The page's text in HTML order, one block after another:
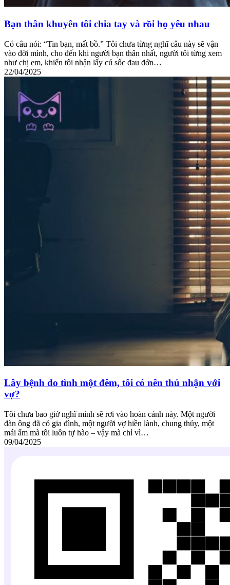
Bạn thân khuyên tôi chia tay và rồi họ yêu nhau
Có câu nói: “Tin bạn, mất bồ.” Tôi chưa từng nghĩ câu này sẽ vận
vào đời mình, cho đến khi người bạn thân nhất, người tôi từng xem
như chị em, khiến tôi nhận lấy cú sốc đau đớn…
22/04/2025
Lây bệnh do tình một đêm, tôi có nên thú nhận với
vợ?
Tôi chưa bao giờ nghĩ mình sẽ rơi vào hoàn cảnh này. Một người
đàn ông đã có gia đình, một người vợ hiền lành, chung thủy, một
mái ấm mà tôi luôn tự hào – vậy mà chỉ vì…
09/04/2025